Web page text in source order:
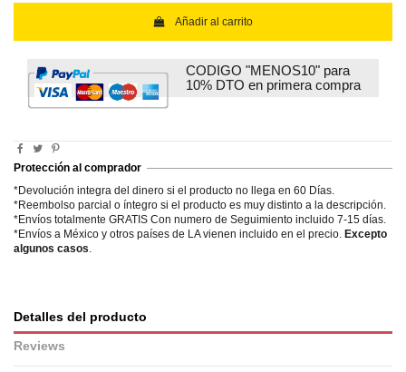
Añadir al carrito
CODIGO "MENOS10" para
10% DTO en primera compra
Protección al comprador
*Devolución integra del dinero si el producto no llega en 60 Días.
*Reembolso parcial o íntegro si el producto es muy distinto a la descripción.
*Envíos totalmente GRATIS Con numero de Seguimiento incluido 7-15 días.
*Envíos a México y otros países de LA vienen incluido en el precio. Excepto
algunos casos.
Detalles del producto
Reviews